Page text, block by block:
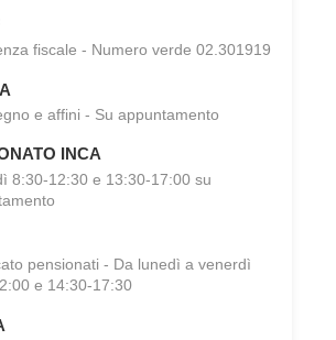
fiscale - Numero verde 02.301919
e affini - Su appuntamento
INCA
8:30-12:30 e 13:30-17:00 su
pensionati - Da lunedì a venerdì
e 14:30-17:30